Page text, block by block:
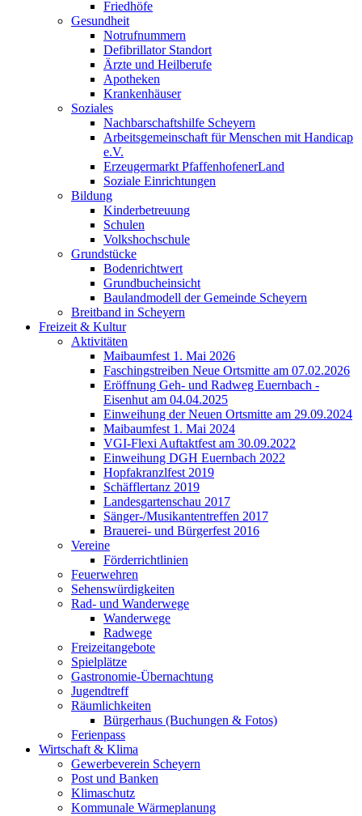
Friedhöfe
Gesundheit
Notrufnummern
Defibrillator Standort
Ärzte und Heilberufe
Apotheken
Krankenhäuser
Soziales
Nachbarschaftshilfe Scheyern
Arbeitsgemeinschaft für Menschen mit Handicap
e.V.
Erzeugermarkt PfaffenhofenerLand
Soziale Einrichtungen
Bildung
Kinderbetreuung
Schulen
Volkshochschule
Grundstücke
Bodenrichtwert
Grundbucheinsicht
Baulandmodell der Gemeinde Scheyern
Breitband in Scheyern
Freizeit & Kultur
Aktivitäten
Maibaumfest 1. Mai 2026
Faschingstreiben Neue Ortsmitte am 07.02.2026
Eröffnung Geh- und Radweg Euernbach -
Eisenhut am 04.04.2025
Einweihung der Neuen Ortsmitte am 29.09.2024
Maibaumfest 1. Mai 2024
VGI-Flexi Auftaktfest am 30.09.2022
Einweihung DGH Euernbach 2022
Hopfakranzlfest 2019
Schäfflertanz 2019
Landesgartenschau 2017
Sänger-/Musikantentreffen 2017
Brauerei- und Bürgerfest 2016
Vereine
Förderrichtlinien
Feuerwehren
Sehenswürdigkeiten
Rad- und Wanderwege
Wanderwege
Radwege
Freizeitangebote
Spielplätze
Gastronomie-Übernachtung
Jugendtreff
Räumlichkeiten
Bürgerhaus (Buchungen & Fotos)
Ferienpass
Wirtschaft & Klima
Gewerbeverein Scheyern
Post und Banken
Klimaschutz
Kommunale Wärmeplanung